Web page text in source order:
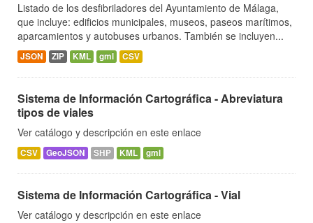
Listado de los desfibriladores del Ayuntamiento de Málaga,
que incluye: edificios municipales, museos, paseos marítimos,
aparcamientos y autobuses urbanos. También se incluyen...
JSON ZIP KML gml CSV
Sistema de Información Cartográfica - Abreviatura
tipos de viales
Ver catálogo y descripción en este enlace
CSV GeoJSON SHP KML gml
Sistema de Información Cartográfica - Vial
Ver catálogo y descripción en este enlace